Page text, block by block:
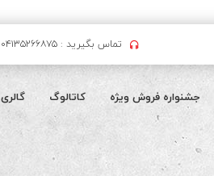
تماس بگیرید : ۰۴۱۳۵۲۶۶۸۷۵ | ۰۹۱۴۶۹۱۳۴۰۰
جشنواره فروش ویژه کاتالوگ گالری